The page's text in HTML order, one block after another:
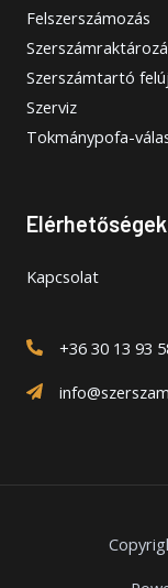
Felszerszámozás
Szerszámtartó
Szerviz
Tokmánypofa-
Elérhetőségek
Kapcsolat
+36 30 13 93